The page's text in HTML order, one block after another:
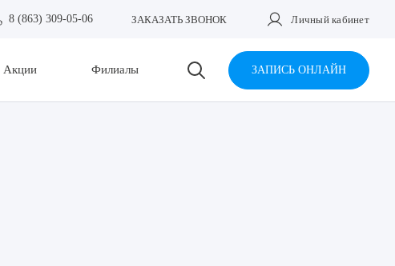
8 (863) 309-05-06 ЗАКАЗАТЬ ЗВОНОК Личный кабинет
Акции Филиалы ЗАПИСЬ ОНЛАЙН